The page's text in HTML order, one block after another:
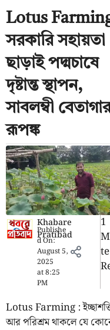
Lotus
সরকারি সহায়তা
ছাড়াই পদ্মচাষে
দৃষ্টান্ত স্থাপন,
সাবলম্বী
রূপঙ্ক
Khabare
Pratibad
Publishe
d On:
August 5,
2025
at8:25
PM
1
Te
Lotus Farming :
আর পরিশ্রম থাকলে যে